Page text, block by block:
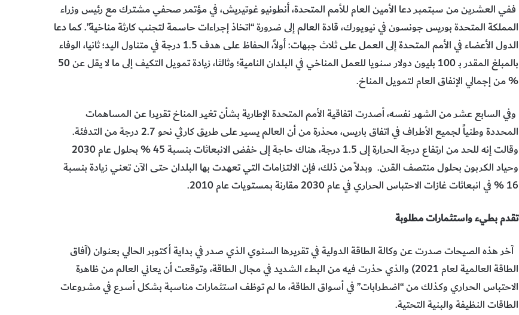
ففي العشرين من سبتمبر دعا الأمين العام للأمم المتحدة، أنطونيو غوتيريش، في مؤتمر صحفي مشترك مع رئيس وزراء
المملكة المتحدة بوريس جونسون في نيويورك، قادة العالم إلى ضرورة “اتخاذ إجراءات حاسمة لتجنب كارثة مناخية”. كما دعا
الدول الأعضاء في الأمم المتحدة إلى العمل على ثلاث جبهات: أولاً، الحفاظ على هدف 1.5 درجة في متناول اليد؛ ثانيا، الوفاء
بالمبلغ المقدر بـ 100 بليون دولار سنويا للعمل المناخي في البلدان النامية؛ وثالثا، زيادة تمويل التكيف إلى ما لا يقل عن 50
% من إجمالي الإنفاق العام لتمويل المناخ.
وفي السابع عشر من الشهر نفسه، أصدرت اتفاقية الأمم المتحدة الإطارية بشأن تغير المناخ تقريرا عن المساهمات
المحددة وطنياً لجميع الأطراف في اتفاق باريس، محذرة من أن العالم يسير على طريق كارثي نحو 2.7 درجة من التدفئة.
وقالت إنه للحد من ارتفاع درجة الحرارة إلى 1.5 درجة، هناك حاجة إلى خفض الانبعاثات بنسبة 45 % بحلول عام 2030
وحياد الكربون بحلول منتصف القرن. وبدلاً من ذلك، فإن الالتزامات التي تعهدت بها البلدان حتى الآن تعني زيادة بنسبة
16 % في انبعاثات غازات الاحتباس الحراري في عام 2030 مقارنة بمستويات عام 2010.
تقدم بطيء واستثمارات مطلوبة
آخر هذه الصيحات صدرت عن وكالة الطاقة الدولية في تقريرها السنوي الذي صدر في بداية أكتوبر الحالي بعنوان (آفاق
الطاقة العالمية لعام 2021) والذي حذرت فيه من البطء الشديد في مجال الطاقة، وتوقعت أن يعاني العالم من ظاهرة
الاحتباس الحراري وكذلك من “اضطرابات” في أسواق الطاقة، ما لم توظف استثمارات مناسبة بشكل أسرع في مشروعات
الطاقات النظيفة والبنية التحتية.